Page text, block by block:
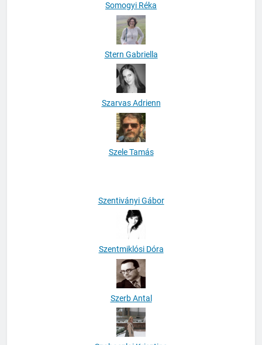
Somogyi Réka
Stern Gabriella
Szarvas Adrienn
Szele Tamás
Szentmiklósi Dóra
Szerb Antal
Szoboszlai Krisztina